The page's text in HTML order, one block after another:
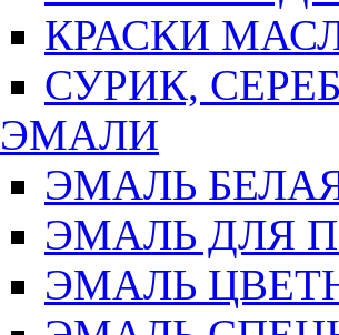
КРАСКИ
СУРИК,
ЭМАЛИ
ЭМАЛЬ
ЭМАЛЬ ДЛЯ
ЭМАЛЬ